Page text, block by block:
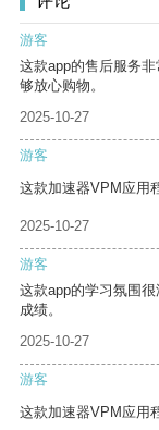
游客
这款app的售后服务
够放心购物。
2025-10-27
游客
这款加速器VPM应用
2025-10-27
游客
这款app的学习氛围
成绩。
2025-10-27
游客
这款加速器VPM应用